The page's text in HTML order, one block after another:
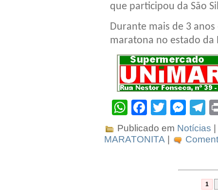
que participou da São
Durante mais de 3
maratona no estado da
WhatsApp
Facebook
Twitter
Publicado em Notícias
MARATONITA
1